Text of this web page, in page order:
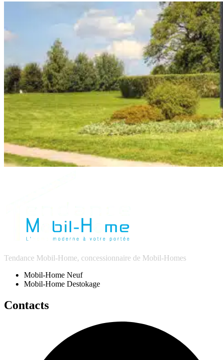
Tendance Mobil-Home, concessionnaire de Mobil-Homes
Mobil-Home Neuf
Mobil-Home Destokage
Contacts